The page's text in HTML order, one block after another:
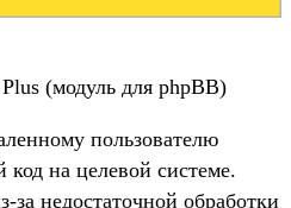
(модуль для phpBB)
пользователю
на целевой системе.
за недостаточной обработки